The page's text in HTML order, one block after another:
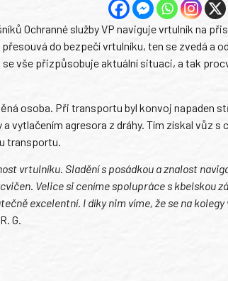
Ochranné služby VP naviguje vrtulník na
do bezpečí vrtulníku, ten se zvedá a
vše přizpůsobuje aktuální situaci, a tak
osoba. Při transportu byl konvoj napaden
agresora z dráhy. Tím získal vůz s
transportu.
vrtulníku. Sladění s posádkou a znalost
Velice si ceníme spolupráce s kbelskou
excelentní. I díky nim víme, že se na kolegy
G.